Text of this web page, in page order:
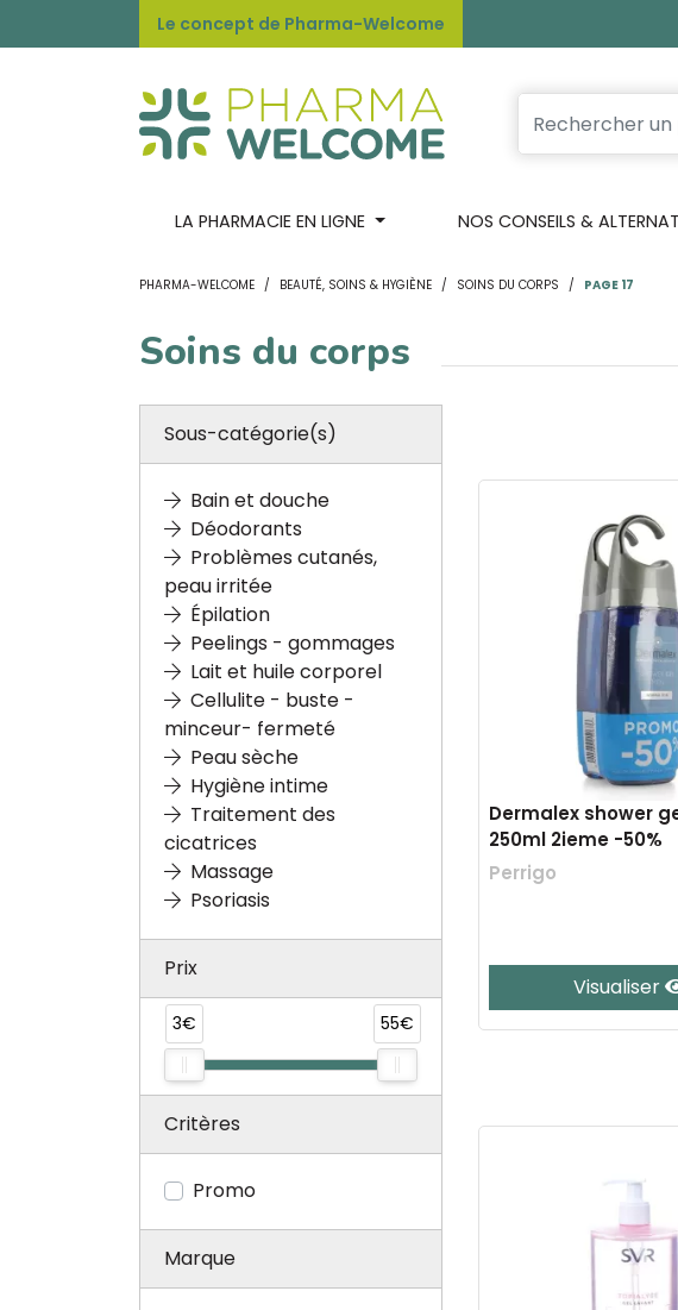
Le concept de Pharma-Welcome
LA PHARMACIE EN LIGNE NOS CONSEILS &
PHARMA-WELCOME BEAUTÉ, SOINS & HYGIÈNE SOINS DU CORPS PAGE 17
Soins du corps
Sous-catégorie(s)
Bain et douche
Déodorants
Problèmes cutanés,
peau irritée
Épilation
Peelings - gommages
Lait et huile corporel
Cellulite - buste -
minceur- fermeté
Peau sèche
Hygiène intime
Traitement des
cicatrices
Massage
Psoriasis
Prix
3€ 55€
Critères
Promo
Marque
Dermalex shower
250ml 2ieme -50%
Perrigo
Visualiser